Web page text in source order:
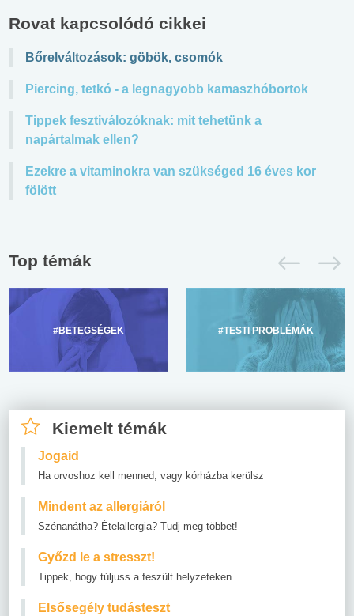
Rovat kapcsolódó cikkei
Bőrelváltozások: göbök, csomók
Piercing, tetkó - a legnagyobb kamaszhóbortok
Tippek fesztiválozóknak: mit tehetünk a
napártalmak ellen?
Ezekre a vitaminokra van szükséged 16 éves kor
fölött
Top témák
#BETEGSÉGEK #TESTI PROBLÉMÁK
Kiemelt témák
Jogaid
Ha orvoshoz kell menned, vagy kórházba kerülsz
Mindent az allergiáról
Szénanátha? Ételallergia? Tudj meg többet!
Győzd le a stresszt!
Tippek, hogy túljuss a feszült helyzeteken.
Elsősegély tudásteszt